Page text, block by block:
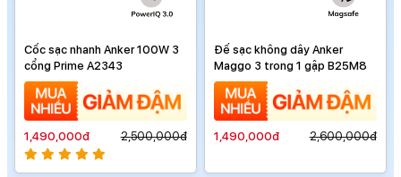
Cốc sạc nhanh Anker 100W 3
cổng Prime A2343
1,490,000đ 2,500,000đ
Đế sạc không dây Anker
Maggo 3 trong 1 gập B25M8
1,490,000đ 2,600,000đ